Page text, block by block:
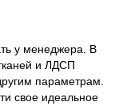
у менеджера. В
и ЛДСП
параметрам.
свое идеальное